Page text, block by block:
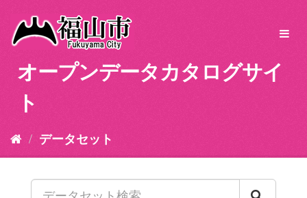
オープンデータカタログサイ
ト
データセット